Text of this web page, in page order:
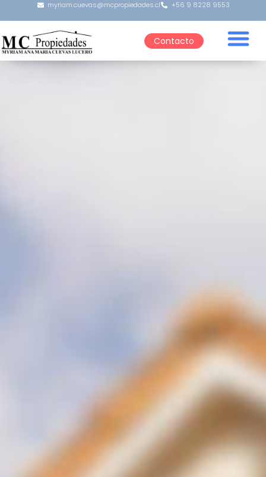
myriam.cuevas@mcpropiedades.cl +56 9 8228 9553
Contacto